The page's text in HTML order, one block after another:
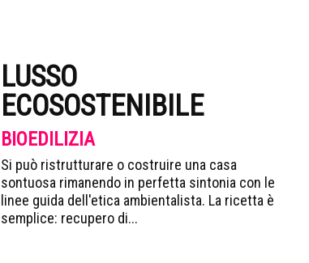
LUSSO
ECOSOSTENIBILE
BIOEDILIZIA
Si può ristrutturare o costruire una casa
sontuosa rimanendo in perfetta sintonia con le
linee guida dell'etica ambientalista. La ricetta è
semplice: recupero di...